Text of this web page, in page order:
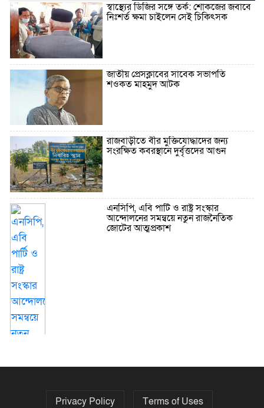
স্বাস্থ্যের ডিজির সঙ্গে তর্ক: শোকজের জবাবে
নিঃশর্ত ক্ষমা চাইলেন সেই চিকিৎসক
জাতীয় প্রেসক্লাবের সাবেক সভাপতি
শওকত মাহমুদ আটক
রাজবাড়ীতে বীর মুক্তিযোদ্ধাদের জন্য
সংরক্ষিত কবরস্থানে দুর্বৃত্তদের আগুন
এনসিপি, এবি পার্টি ও রাষ্ট্র সংস্কার
আন্দোলনের সমন্বয়ে নতুন রাজনৈতিক
জোটের আত্মপ্রকাশ
Privacy Policy Terms of Uses